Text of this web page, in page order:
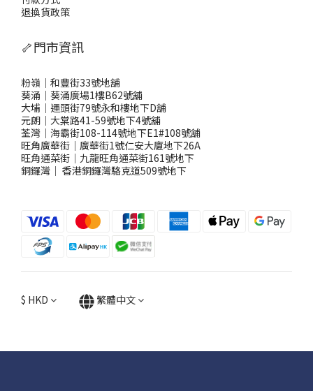
退換貨政策
🦴門市資訊
粉嶺｜和豐街33號地舖
葵涌｜葵涌廣場1樓B62號舖
大埔｜運頭街79號永和樓地下D舖
元朗｜大棠路41-59號地下4號舖
荃灣｜海霸街108-114號地下E1#108號舖
旺角廣華街｜廣華街1號仁安大廈地下26A
旺角通菜街｜九龍旺角通菜街161號地下
銅鑼灣 ｜ 香港銅鑼灣駱克道509號地下
$ HKD 繁體中文